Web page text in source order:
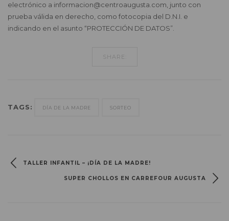
electrónico a informacion@centroaugusta.com, junto con
prueba válida en derecho, como fotocopia del D.N.I. e
indicando en el asunto “PROTECCIÓN DE DATOS”.
SHARE:
TAGS: DÍA DE LA MADRE SORTEO
TALLER INFANTIL – ¡DÍA DE LA MADRE!
SUPER CHOLLOS EN CARREFOUR AUGUSTA